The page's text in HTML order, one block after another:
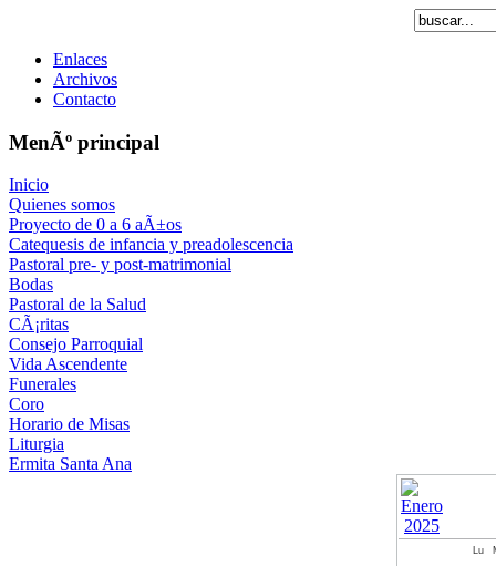
Enlaces
Archivos
Contacto
MenÃº principal
Inicio
Quienes somos
Proyecto de 0 a 6 aÃ±os
Catequesis de infancia y preadolescencia
Pastoral pre- y post-matrimonial
Bodas
Pastoral de la Salud
CÃ¡ritas
Consejo Parroquial
Vida Ascendente
Funerales
Coro
Horario de Misas
Liturgia
Ermita Santa Ana
Lu